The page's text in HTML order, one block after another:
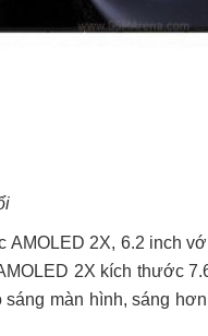
AMOLED 2X, 6.2 inch
2X kích thước
màn hình, sáng